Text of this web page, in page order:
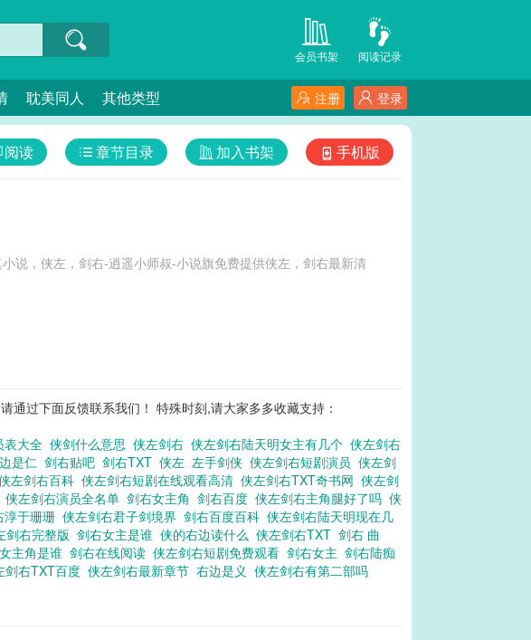
阅读记录
会员书架
耽美同人 其他类型 登录
注册
手机版
加入书架
章节目录
阅读
说，侠左，剑右-逍遥小师叔-小说旗免费提供侠左，剑右最新清
通过下面反馈联系我们！ 特殊时刻,请大家多多收藏支持：
表大全 侠剑什么意思 侠左剑右 侠左剑右陆天明女主有几个 侠左剑右
是仁 剑右贴吧 剑右TXT 侠左 左手剑侠 侠左剑右短剧演员 侠左剑
左剑右百科 侠左剑右短剧在线观看高清 侠左剑右TXT奇书网 侠左剑
侠左剑右演员全名单 剑右女主角 剑右百度 侠左剑右主角腿好了吗 侠
淳于珊珊 侠左剑右君子剑境界 剑右百度百科 侠左剑右陆天明现在几
剑右完整版 剑右女主是谁 侠的右边读什么 侠左剑右TXT 剑右 曲
主角是谁 剑右在线阅读 侠左剑右短剧免费观看 剑右女主 剑右陆痴
剑右TXT百度 侠左剑右最新章节 右边是义 侠左剑右有第二部吗